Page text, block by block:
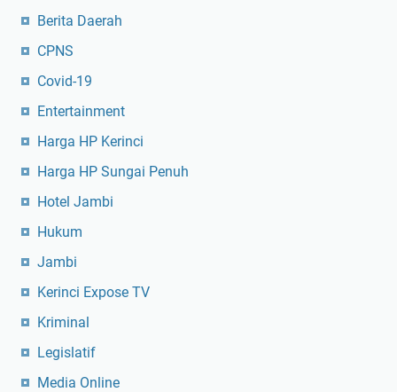
Berita Daerah
CPNS
Covid-19
Entertainment
Harga HP Kerinci
Harga HP Sungai Penuh
Hotel Jambi
Hukum
Jambi
Kerinci Expose TV
Kriminal
Legislatif
Media Online